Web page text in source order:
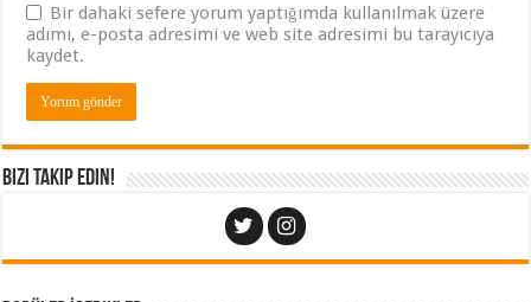
Bir dahaki sefere yorum yaptığımda kullanılmak üzere
adımı, e-posta adresimi ve web site adresimi bu tarayıcıya
kaydet.
Bizi Takip Edin!